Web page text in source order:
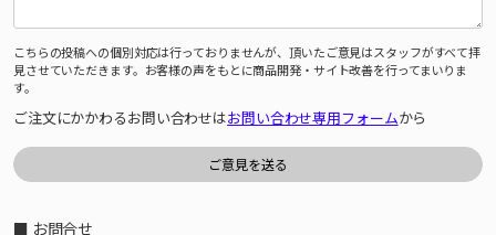
こちらの投稿への個別対応は行っておりませんが、頂いたご意見はスタッフがすべて拝
見させていただきます。お客様の声をもとに商品開発・サイト改善を行ってまいりま
す。
ご注文にかかわるお問い合わせはお問い合わせ専用フォームから
■ お問合せ